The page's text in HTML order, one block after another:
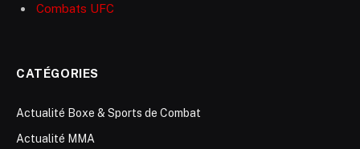
Combats UFC
CATÉGORIES
Actualité Boxe & Sports de Combat
Actualité MMA